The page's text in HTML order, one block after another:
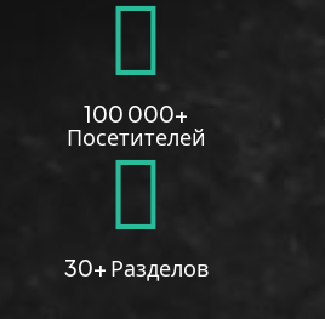
100 000+
Посетителей
30+ Разделов